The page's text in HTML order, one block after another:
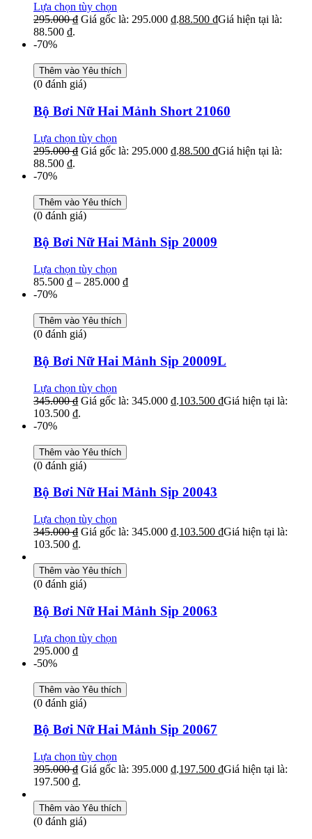
Lựa chọn tùy chọn
295.000₫ Giá gốc là: 295.000 ₫.88.500 ₫Giá hiện tại là:
88.500 ₫.
-70%
Thêm vào Yêu thích
(0 đánh giá)
Bộ Bơi Nữ Hai Mảnh Short 21060
Lựa chọn tùy chọn
295.000₫ Giá gốc là: 295.000 ₫.88.500 ₫Giá hiện tại là:
88.500 ₫.
-70%
Thêm vào Yêu thích
(0 đánh giá)
Bộ Bơi Nữ Hai Mảnh Sịp 20009
Lựa chọn tùy chọn
85.500 ₫ – 285.000 ₫
-70%
Thêm vào Yêu thích
(0 đánh giá)
Bộ Bơi Nữ Hai Mảnh Sịp 20009L
Lựa chọn tùy chọn
345.000₫ Giá gốc là: 345.000 ₫.103.500 ₫Giá hiện tại là:
103.500 ₫.
-70%
Thêm vào Yêu thích
(0 đánh giá)
Bộ Bơi Nữ Hai Mảnh Sịp 20043
Lựa chọn tùy chọn
345.000₫ Giá gốc là: 345.000 ₫.103.500 ₫Giá hiện tại là:
103.500 ₫.
Thêm vào Yêu thích
(0 đánh giá)
Bộ Bơi Nữ Hai Mảnh Sịp 20063
Lựa chọn tùy chọn
295.000 ₫
-50%
Thêm vào Yêu thích
(0 đánh giá)
Bộ Bơi Nữ Hai Mảnh Sịp 20067
Lựa chọn tùy chọn
395.000₫ Giá gốc là: 395.000 ₫.197.500 ₫Giá hiện tại là:
197.500 ₫.
Thêm vào Yêu thích
(0 đánh giá)